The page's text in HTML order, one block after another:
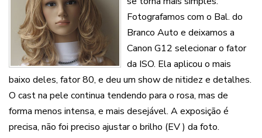
Fotografamos com o Bal. do
Branco Auto e deixamos a
Canon G12 selecionar o fator
da ISO. Ela aplicou o mais
baixo deles, fator 80, e deu um show de nitidez e detalhes.
O cast na pele continua tendendo para o rosa, mas de
forma menos intensa, e mais desejável. A exposição é
precisa, não foi preciso ajustar o brilho (EV ) da foto.